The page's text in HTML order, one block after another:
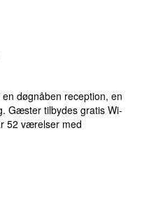
døgnåben reception, en
Gæster tilbydes gratis Wi-
52 værelser med